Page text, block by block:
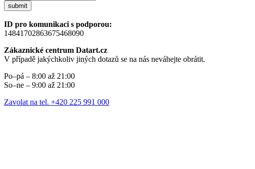
submit
ID pro komunikaci s podporou:
14841702863675468090
Zákaznické centrum Datart.cz
V případě jakýchkoliv jiných dotazů se na nás neváhejte obrátit.
Po–pá – 8:00 až 21:00
So–ne – 9:00 až 21:00
Zavolat na tel. +420 225 991 000